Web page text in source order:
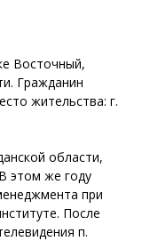
Восточный,
Гражданин
жительства: г.
области,
этом же году
при
После
п.